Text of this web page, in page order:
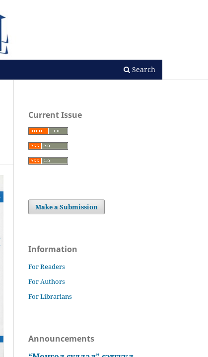
Search
Current Issue
Make a Submission
Information
For Readers
For Authors
For Librarians
Announcements